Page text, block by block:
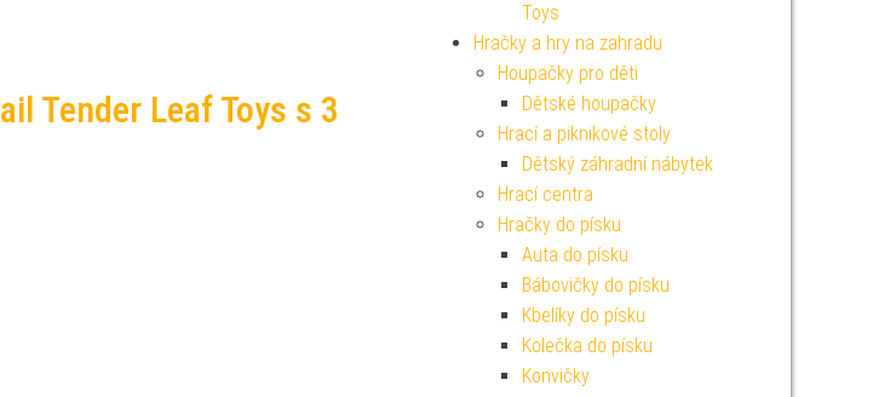
Tender Leaf Toys s 3
Toys
Hračky a hry na zahradu
Houpačky pro děti
Dětské houpačky
Hrací a piknikové stoly
Dětský záhradní nábytek
Hrací centra
Hračky do písku
Auta do písku
Bábovičky do písku
Kbelíky do písku
Kolečka do písku
Konvičky